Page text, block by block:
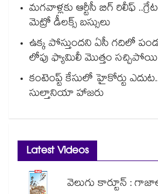
మగవాళ్లకు ఆర్టీసీ బిగ్ రిలీఫ్
మెట్రో డీలక్స్ బస్సులు
ఉక్క పోస్తుందని ఏసీ గదిలో
లోపు ఫ్యామిలీ మొత్తం
కంటెంప్ట్ కేసులో హైకోర్టు
సుల్తానియా హాజరు
Latest Videos
వెలుగు కార్టూన్ :